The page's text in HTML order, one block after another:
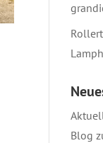
Blog